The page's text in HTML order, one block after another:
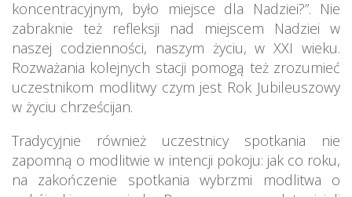
koncentracyjnym, było miejsce dla Nadziei?”. Nie
zabraknie też refleksji nad miejscem Nadziei w
naszej codzienności, naszym życiu, w XXI wieku.
Rozważania kolejnych stacji pomogą też zrozumieć
uczestnikom modlitwy czym jest Rok Jubileuszowy
w życiu chrześcijan.
Tradycyjnie również uczestnicy spotkania nie
zapomną o modlitwie w intencji pokoju: jak co roku,
na zakończenie spotkania wybrzmi modlitwa o